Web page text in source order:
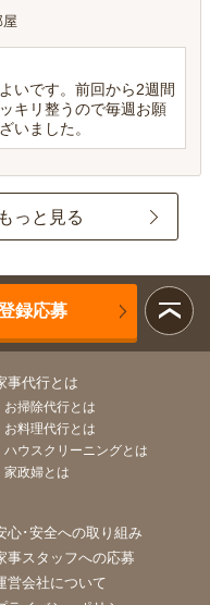
屋
いです。前回から2週間
キリ整うので毎週お願
いました。
っと見る
録応募
事代行とは
お掃除代行とは
お料理代行とは
ハウスクリーニングとは
家政婦とは
心･安全への取り組み
事スタッフへの応募
営会社について